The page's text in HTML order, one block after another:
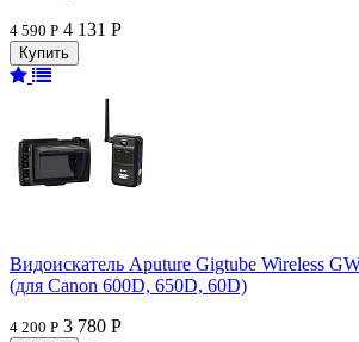
4 590 Р 4 131 Р
Видоискатель Aputure Gigtube Wireless
(для Canon 600D, 650D, 60D)
4 200 Р 3 780 Р